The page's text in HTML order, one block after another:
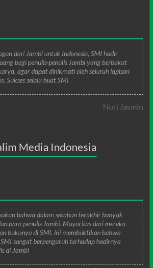
dari Jambi untuk Indonesia, SMI hadir
bagi penulis-penulis Jambi yang berbakat
agar dapat dinikmati oleh seluruh lapisan
Sukses selalu buat SMI
Nuri Jasmin
Media Indonesia
bahwa dalam setahun terakhir banyak
para penulis Jambi. Mayoritas dari mereka
bukunya di SMI. Ini membuktikan bahwa
sangat berpengaruh terhadap hadirnya
di Jambi